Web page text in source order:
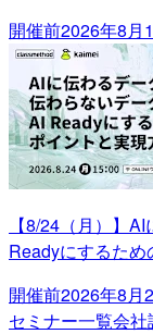
開催前2026年8月
【8/24（月）】
Readyにするた
開催前2026年8月
セミナー一覧会社